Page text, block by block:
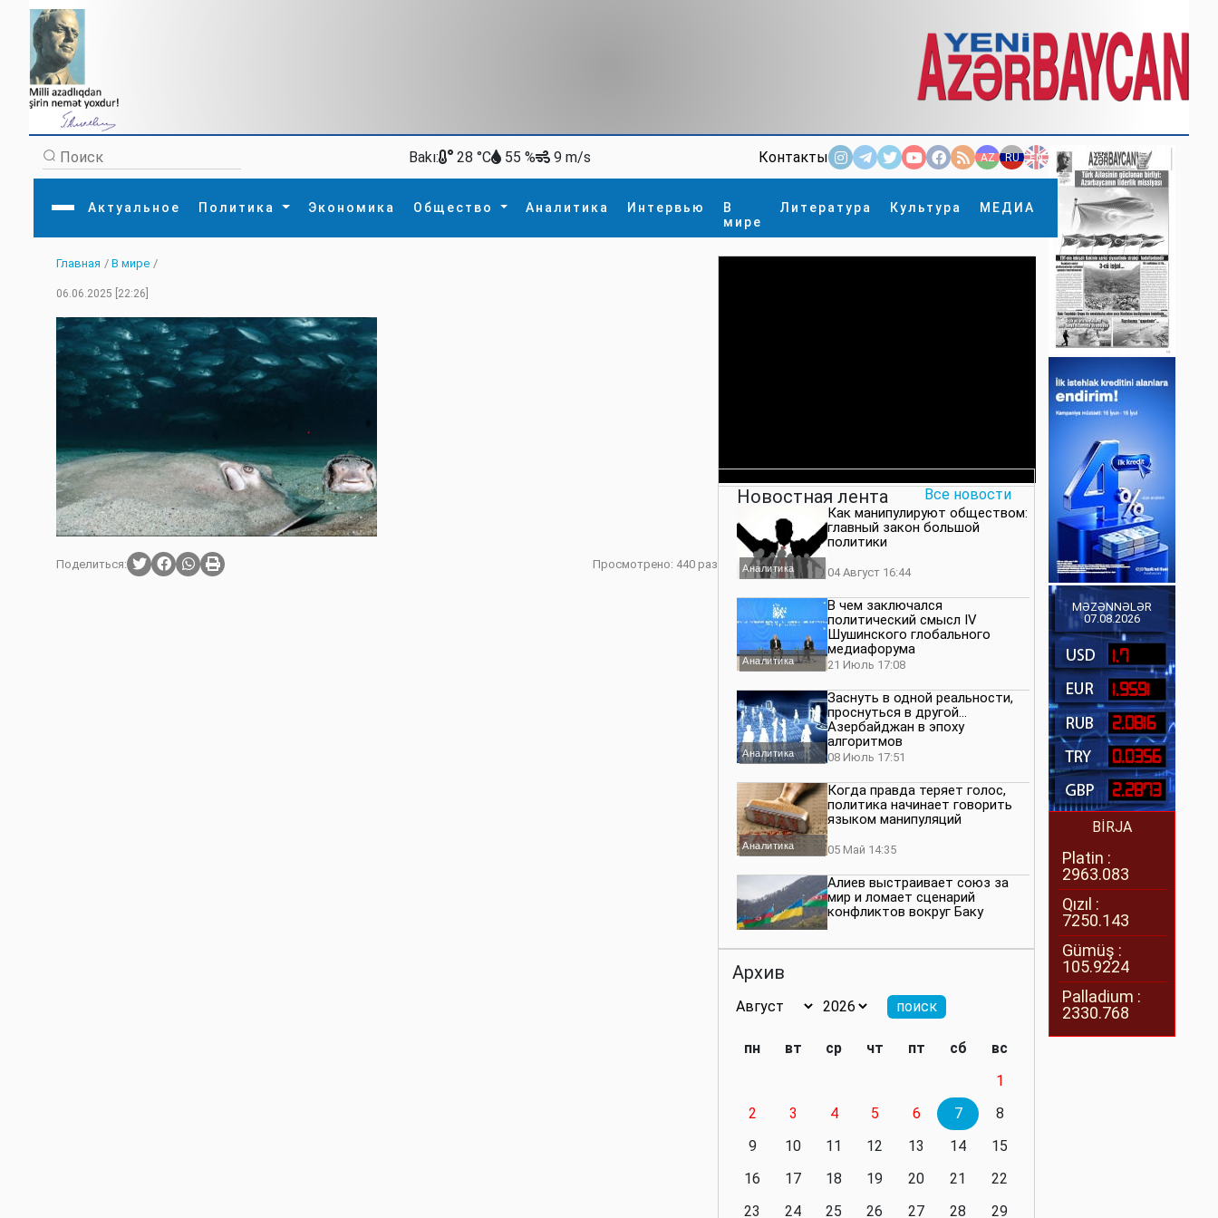
Bakı: 28 °C 55 % 9 m/s Контакты AZ RU EN
Актуальное Политика Экономика Общество Аналитика Интервью
В
мире
Литература Культура МЕДИА
×
Главная
Актуальное
Экономика
Аналитика
Культура
Интервью
Литература
МЕДИА
Внутренняя политикаНаука
Религия
Происшествие
Диаспора
Главная / В мире /
06.06.2025 [22:26]
Поделиться: Просмотрено: 440 раз
Новостная лента Все новости
Аналитика
Как манипулируют обществом:
главный закон большой
политики
04 Август 16:44
Аналитика
В чем заключался
политический смысл IV
Шушинского глобального
медиафорума
21 Июль 17:08
Аналитика
Заснуть в одной реальности,
проснуться в другой…
Азербайджан в эпоху
алгоритмов
08 Июль 17:51
Аналитика
Когда правда теряет голос,
политика начинает говорить
языком манипуляций
05 Май 14:35
Алиев выстраивает союз за
мир и ломает сценарий
конфликтов вокруг Баку
значимость региона
нейтралитета больше не будет
Политика
президенту приходится все
делать самому
Архив
пн вт ср чт пт сб
вс
1
2
3 4 5 6 7
8
9
10 11 12 13 14
15
16
17 18 19 20 21
22
23
24 25 26 27 28
29
MƏZƏNNƏLƏR
07.08.2026
1.7
1.9591
2.0816
0.0356
2.2873
BİRJA
Platin :
2963.083
Qızıl :
7250.143
Gümüş :
105.9224
Palladium :
2330.768